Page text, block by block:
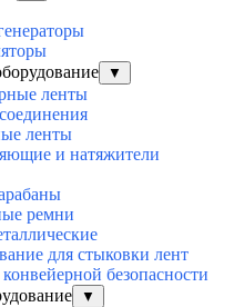
▼
ленты
ленты
и натяжители
ремни
для стыковки лент
безопасности
▼